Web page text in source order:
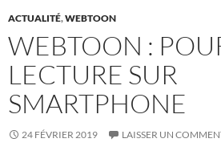
ACTUALITÉ,WEBTOON
WEBTOON :
LECTURE SUR
SMARTPHONE
24 FÉVRIER 2019 LAISSER UN